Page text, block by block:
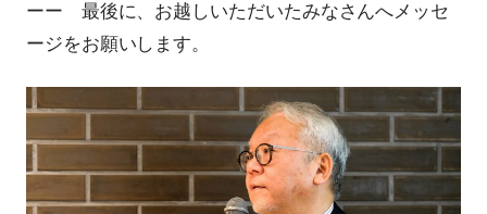
ーー 最後に、お越しいただいたみなさんへメッセ
ージをお願いします。